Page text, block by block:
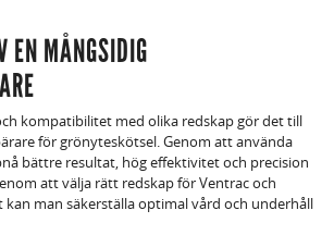
EN MÅNGSIDIG
kompatibilitet med olika redskap gör det till
för grönyteskötsel. Genom att använda
bättre resultat, hög effektivitet och precision
att välja rätt redskap för Ventrac och
man säkerställa optimal vård och underhåll